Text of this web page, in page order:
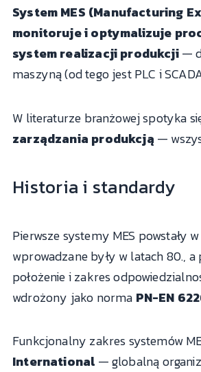
System MES (Manufacturing
monitoruje i optymalizuje
system realizacji produkcji—
maszyną (od tego jest PLC i
W literaturze branżowej spotyka
zarządzania produkcją —
Historia i standardy
Pierwsze systemy MES powstały
wprowadzane były w latach 80.,
położenie i zakres
wdrożony jako norma PN-EN
Funkcjonalny zakres systemów
International — globalną